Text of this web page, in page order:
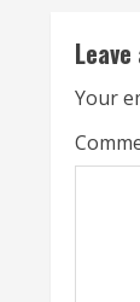
i
n
u
Your